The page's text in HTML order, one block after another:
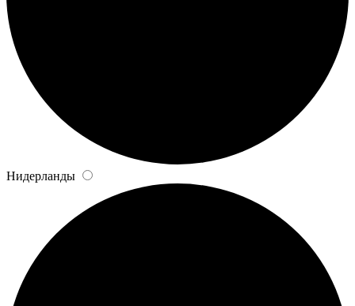
Нидерланды